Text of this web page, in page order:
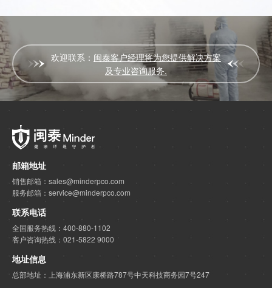
欢迎联系： 闽泰客户经理将为您提供解决方案
及专业咨询服务.
邮箱地址
销售邮箱：sales@minderpco.com
服务邮箱：service@minderpco.com
联系电话
全国服务热线：400-880-1102
客户咨询热线：021-5822 9000
地址信息
总部地址：上海浦东新区康桥路787号中天科技商务园7号247